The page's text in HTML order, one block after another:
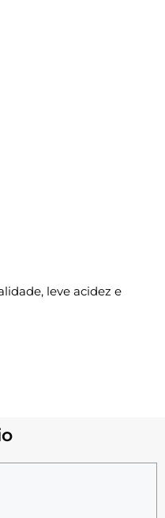
leve acidez e